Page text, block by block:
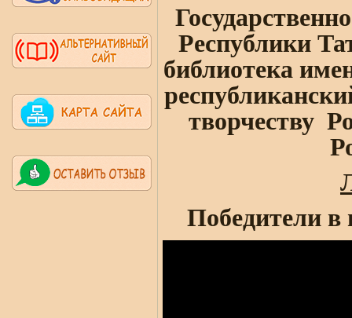
Республики
библиотека
творчеству
Победители в